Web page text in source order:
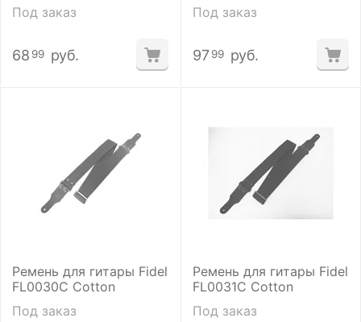
Под заказ
68 99 руб.
Под заказ
97 99 руб.
Ремень для гитары Fidel
FL0030C Cotton
Под заказ
Ремень для гитары Fidel
FL0031C Cotton
Под заказ